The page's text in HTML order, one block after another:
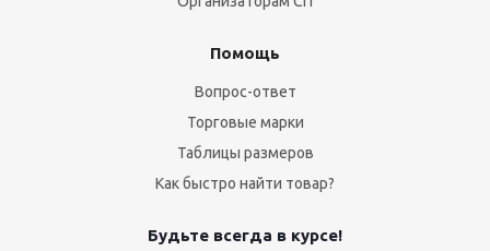
Помощь
Вопрос-ответ
Торговые марки
Таблицы размеров
Как быстро найти товар?
Будьте всегда в курсе!